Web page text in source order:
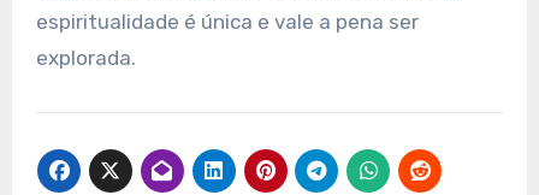
espiritualidade é única e vale a pena ser
explorada.